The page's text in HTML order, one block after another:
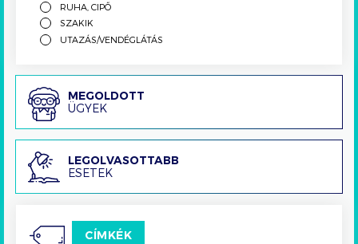
RUHA, CIPŐ
SZAKIK
UTAZÁS/VENDÉGLÁTÁS
Megoldott
ügyek
MEGOLDOTT
ÜGYEK
Legolvasottabb
esetek
LEGOLVASOTTABB
ESETEK
CÍMKÉK